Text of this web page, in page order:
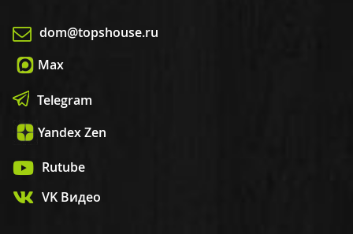
dom@topshouse.ru
Max
Telegram
Yandex Zen
Rutube
VK Видео